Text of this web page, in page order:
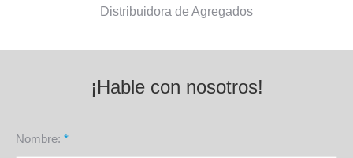
Distribuidora de Agregados
¡Hable con nosotros!
Nombre: *